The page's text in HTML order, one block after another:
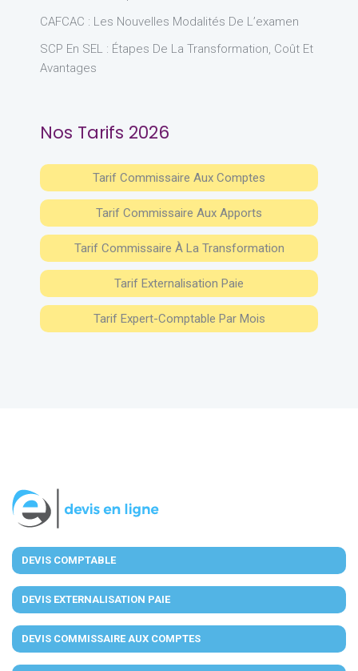
CAFCAC : Les Nouvelles Modalités De L’examen
SCP En SEL : Étapes De La Transformation, Coût Et
Avantages
Nos Tarifs 2026
Tarif Commissaire Aux Comptes
Tarif Commissaire Aux Apports
Tarif Commissaire À La Transformation
Tarif Externalisation Paie
Tarif Expert-Comptable Par Mois
DEVIS COMPTABLE
DEVIS EXTERNALISATION PAIE
DEVIS COMMISSAIRE AUX COMPTES